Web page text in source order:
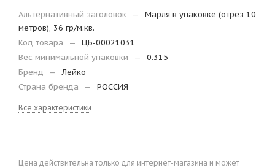
Альтернативный заголовок —
Марля в упаковке (отрез 10
метров), 36 гр/м.кв.
Код товара
—
ЦБ-00021031
Вес минимальной упаковки
—
0.315
Бренд
—
Лейко
Страна бренда
— РОССИЯ
Все характеристики
Цена действительна только для интернет-магазина и может